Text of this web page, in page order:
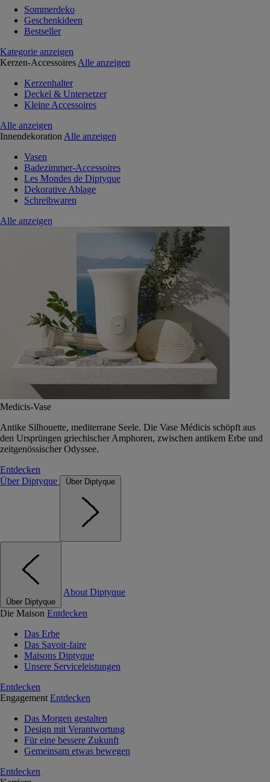
Sommerdeko
Geschenkideen
Bestseller
Kategorie anzeigen
Kerzen-Accessoires Alle anzeigen
Kerzenhalter
Deckel & Untersetzer
Kleine Accessoires
Alle anzeigen
Innendekoration Alle anzeigen
Vasen
Badezimmer-Accessoires
Les Mondes de Diptyque
Dekorative Ablage
Schreibwaren
Alle anzeigen
Medicis-Vase
Antike Silhouette, mediterrane Seele. Die Vase Médicis schöpft aus
den Ursprüngen griechischer Amphoren, zwischen antikem Erbe und
zeitgenössischer Odyssee.
Entdecken
Über Diptyque
Über Diptyque
Über Diptyque
About Diptyque
Die Maison Entdecken
Das Erbe
Das Savoir-faire
Maisons Diptyque
Unsere Serviceleistungen
Entdecken
Engagement Entdecken
Das Morgen gestalten
Design mit Verantwortung
Für eine bessere Zukunft
Gemeinsam etwas bewegen
Entdecken